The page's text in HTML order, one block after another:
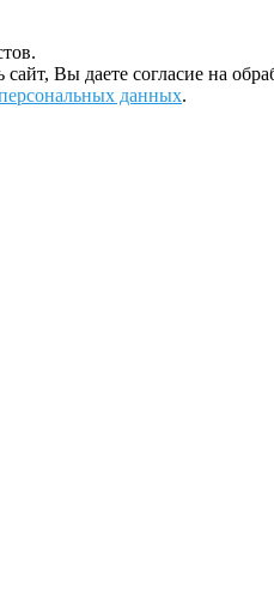
Вы даете согласие на
данных.